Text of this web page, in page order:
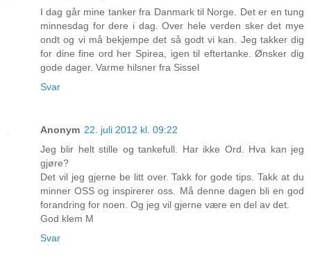
I dag går mine tanker fra Danmark til Norge. Det er en tung
minnesdag for dere i dag. Over hele verden sker det mye
ondt og vi må bekjempe det så godt vi kan. Jeg takker dig
for dine fine ord her Spirea, igen til eftertanke. Ønsker dig
gode dager. Varme hilsner fra Sissel
Svar
Anonym 22. juli 2012 kl. 09:22
Jeg blir helt stille og tankefull. Har ikke Ord. Hva kan jeg
gjøre?
Det vil jeg gjerne be litt over. Takk for gode tips. Takk at du
minner OSS og inspirerer oss. Må denne dagen bli en god
forandring for noen. Og jeg vil gjerne være en del av det.
God klem M
Svar